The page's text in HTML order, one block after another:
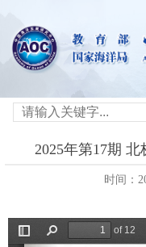
2025年第17期
时间：